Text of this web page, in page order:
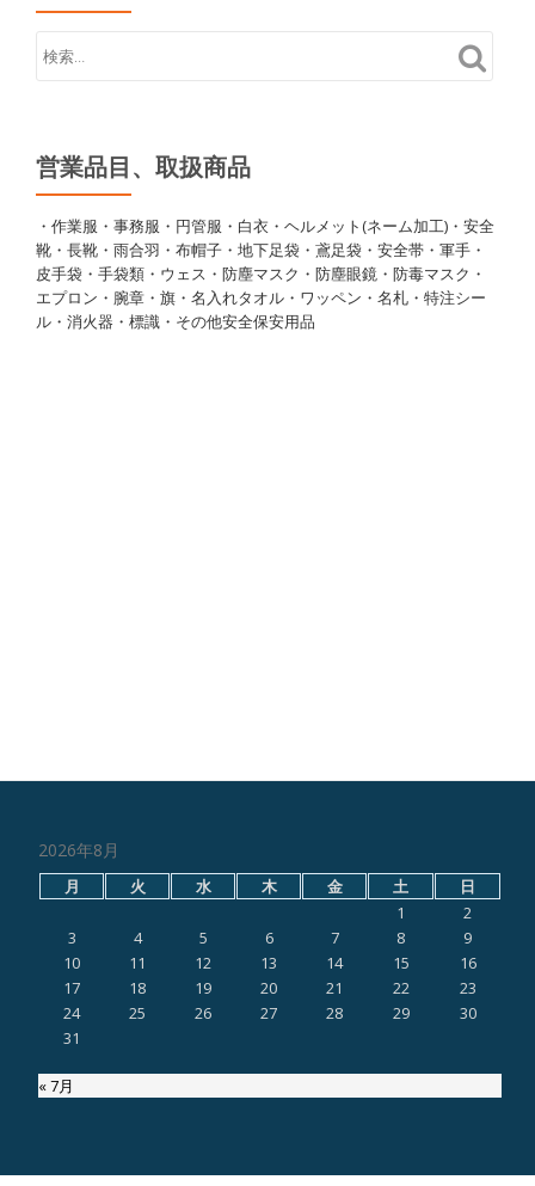
営業品目、取扱商品
・作業服・事務服・円管服・白衣・ヘルメット(ネーム加工)・安全
靴・長靴・雨合羽・布帽子・地下足袋・鳶足袋・安全帯・軍手・
皮手袋・手袋類・ウェス・防塵マスク・防塵眼鏡・防毒マスク・
エプロン・腕章・旗・名入れタオル・ワッペン・名札・特注シー
ル・消火器・標識・その他安全保安用品
2026年8月
月 火 水 木 金 土
日
1
2
3
4 5 6 7 8
9
10
11 12 13 14 15
16
17
18 19 20 21 22
23
24
25 26 27 28 29
30
31
« 7月